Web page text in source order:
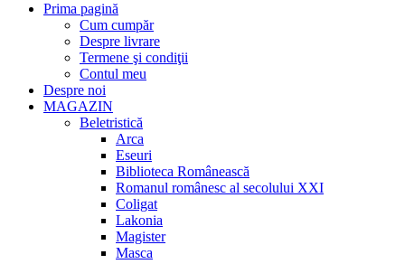
Prima pagină
Cum cumpăr
Despre livrare
Termene şi condiţii
Contul meu
Despre noi
MAGAZIN
Beletristică
Arca
Eseuri
Biblioteca Românească
Romanul românesc al secolului XXI
Coligat
Lakonia
Magister
Masca